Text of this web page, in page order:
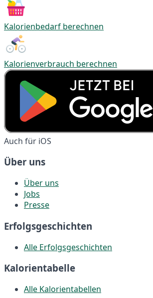
Kalorienbedarf berechnen
Kalorienverbrauch berechnen
Auch für iOS
Über uns
Über uns
Jobs
Presse
Erfolgsgeschichten
Alle Erfolgsgeschichten
Kalorientabelle
Alle Kalorientabellen